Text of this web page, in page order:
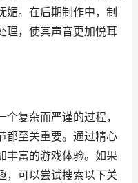
媚。在后期制作中，制
理，使其声音更加悦耳
个复杂而严谨的过程，
都至关重要。通过精心
丰富的游戏体验。如果
，可以尝试搜索以下关